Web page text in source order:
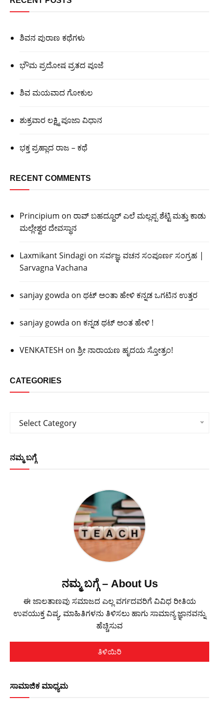
ಶಿವನ ಪುರಾಣ ಕಥೆಗಳು
ಭೌಮ ಪ್ರದೋಷ ವ್ರತದ ಪೂಜೆ
ಶಿವ ಮಯವಾದ ಗೋಕುಲ
ಶುಕ್ರವಾರ ಲಕ್ಷ್ಮಿ ಪೂಜಾ ವಿಧಾನ
ಭಕ್ತ ಪ್ರಹ್ಲಾದ ರಾಜ – ಕಥೆ
RECENT COMMENTS
Principium on ರಾವ್ ಬಹದ್ದೂರ್ ಎಲೆ ಮಲ್ಲಪ್ಪ ಶೆಟ್ಟಿ ಮತ್ತು ಕಾಡು
ಮಲ್ಲೇಶ್ವರ ದೇವಸ್ಥಾನ
Laxmikant Sindagi on ಸರ್ವಜ್ಞ ವಚನ ಸಂಪೂರ್ಣ ಸಂಗ್ರಹ |
Sarvagna Vachana
sanjay gowda on ಥಟ್ ಅಂತಾ ಹೇಳಿ ಕನ್ನಡ ಒಗಟಿನ ಉತ್ತರ
sanjay gowda on ಕನ್ನಡ ಥಟ್ ಅಂತ ಹೇಳಿ !
VENKATESH on ಶ್ರೀ ನಾರಾಯಣ ಹೃದಯ ಸ್ತೋತ್ರಂ!
CATEGORIES
Categories
Select Category
ನಮ್ಮ ಬಗ್ಗೆ
ನಮ್ಮ ಬಗ್ಗೆ – About Us
ಈ ಜಾಲತಾಣವು ಸಮಾಜದ ಎಲ್ಲ ವರ್ಗದವರಿಗೆ ವಿವಿಧ ರೀತಿಯ
ಉಪಯುಕ್ತ ವಿಷ್ಯ, ಮಾಹಿತಿಗಳನು ತಿಳಿಸಲು ಹಾಗು ಸಾಮಾನ್ಯ ಜ್ಞಾನವನ್ನು
ಹೆಚ್ಚಿಸುವ
ತಿಳಿಯಿರಿ
ಸಾಮಾಜಿಕ ಮಾಧ್ಯಮ